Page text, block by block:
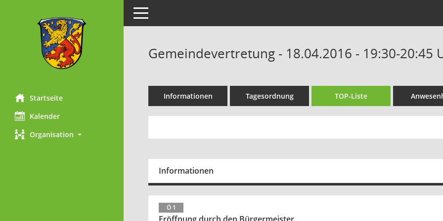
Startseite
Kalender
Organisation
Toggle navigation
Gemeindevertretung - 18.04.2016 - 19:30-20:45
Informationen Tagesordnung TOP-Liste
Informationen
Ö 1